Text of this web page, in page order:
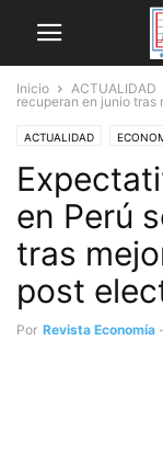
Inicio ACTUALIDAD
recuperan en junio tras
ACTUALIDAD
en Perú
tras
post
Por Revista Economía -